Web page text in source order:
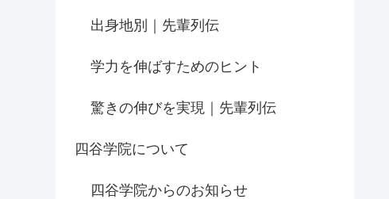
出身地別｜先輩列伝
学力を伸ばすためのヒント
驚きの伸びを実現｜先輩列伝
四谷学院について
四谷学院からのお知らせ